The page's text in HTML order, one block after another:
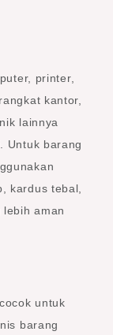
printer,
kantor,
lainnya
Untuk barang
kardus tebal,
aman
untuk
barang